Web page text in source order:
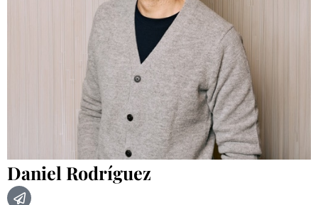
Daniel Rodríguez